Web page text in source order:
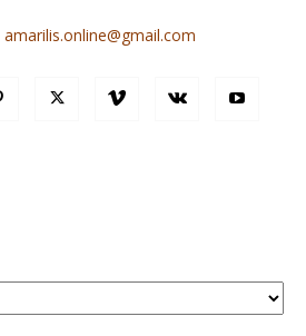
amarilis.online@gmail.com